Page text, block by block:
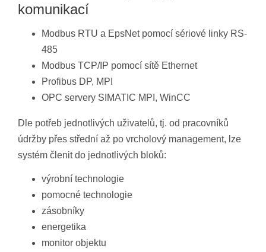
komunikací
Modbus RTU a EpsNet pomocí sériové linky RS-
485
Modbus TCP/IP pomocí sítě Ethernet
Profibus DP, MPI
OPC servery SIMATIC MPI, WinCC
Dle potřeb jednotlivých uživatelů, tj. od pracovníků
údržby přes střední až po vrcholový management, lze
systém členit do jednotlivých bloků:
výrobní technologie
pomocné technologie
zásobníky
energetika
monitor objektu